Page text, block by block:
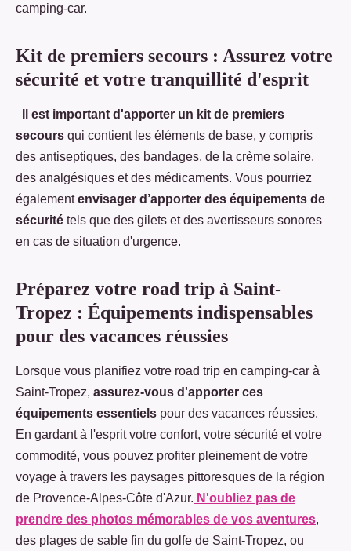
camping-car.
Kit de premiers secours : Assurez votre
sécurité et votre tranquillité d'esprit
Il est important d'apporter un kit de premiers
secours qui contient les éléments de base, y compris
des antiseptiques, des bandages, de la crème solaire,
des analgésiques et des médicaments. Vous pourriez
égalementenvisager d’apporter des équipements de
sécurité tels que des gilets et des avertisseurs sonores
en cas de situation d'urgence.
Préparez votre road trip à Saint-
Tropez : Équipements indispensables
pour des vacances réussies
Lorsque vous planifiez votre road trip en camping-car à
Saint-Tropez, assurez-vous d'apporter ces
équipements essentiels pour des vacances réussies.
En gardant à l'esprit votre confort, votre sécurité et votre
commodité, vous pouvez profiter pleinement de votre
voyage à travers les paysages pittoresques de la région
de Provence-Alpes-Côte d'Azur. N'oubliez pas de
prendre des photos mémorables de vos aventures,
des plages de sable fin du golfe de Saint-Tropez, ou